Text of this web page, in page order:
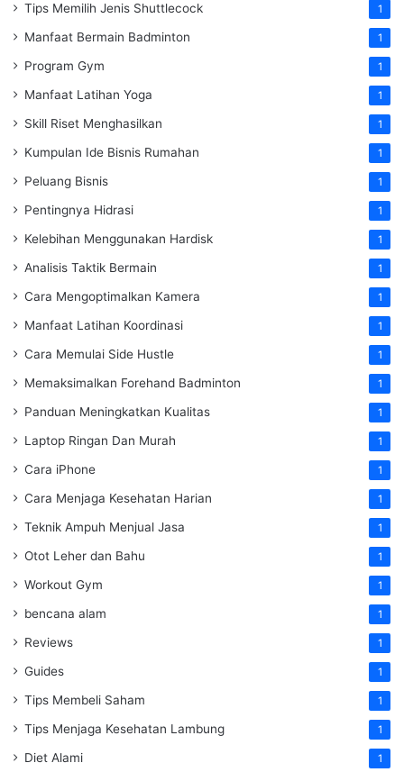
Tips Memilih Jenis Shuttlecock 1
Manfaat Bermain Badminton 1
Program Gym 1
Manfaat Latihan Yoga 1
Skill Riset Menghasilkan 1
Kumpulan Ide Bisnis Rumahan 1
Peluang Bisnis 1
Pentingnya Hidrasi 1
Kelebihan Menggunakan Hardisk 1
Analisis Taktik Bermain 1
Cara Mengoptimalkan Kamera 1
Manfaat Latihan Koordinasi 1
Cara Memulai Side Hustle 1
Memaksimalkan Forehand Badminton 1
Panduan Meningkatkan Kualitas 1
Laptop Ringan Dan Murah 1
Cara iPhone 1
Cara Menjaga Kesehatan Harian 1
Teknik Ampuh Menjual Jasa 1
Otot Leher dan Bahu 1
Workout Gym 1
bencana alam 1
Reviews 1
Guides 1
Tips Membeli Saham 1
Tips Menjaga Kesehatan Lambung 1
Diet Alami 1